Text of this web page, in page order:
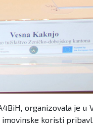
organizovala je u
koristi